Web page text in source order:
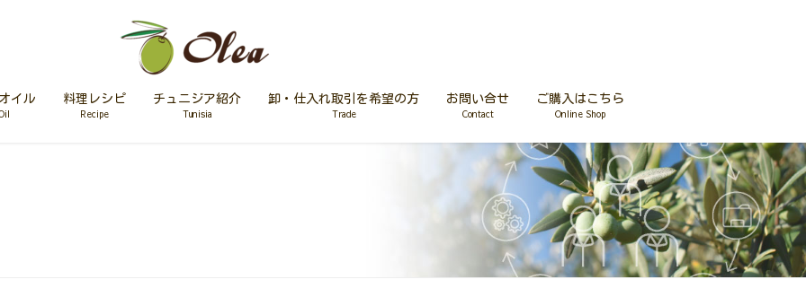
イル
料理レシピ
Recipe
チュニジア紹介
Tunisia
卸・仕入れ取引を希望の方
Trade
お問い合せ
Contact
ご購入はこちら
Online Shop